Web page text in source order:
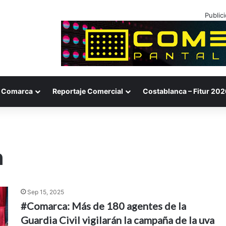
Comarca Reportaje Comercial Costablanca – Fitur
Sep 15, 2025
#Comarca: Más de 180 agentes de la
Guardia Civil vigilarán la campaña de la uva